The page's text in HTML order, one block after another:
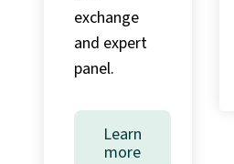
exchange
and expert
panel.
Learn
more